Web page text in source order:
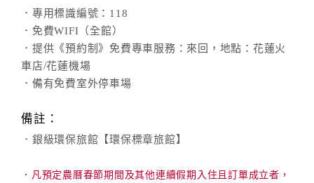
．專用標識編號：118
．免費WIFI（全館）
．提供《預約制》免費專車服務：來回，地點：花蓮火
車店/花蓮機場
．備有免費室外停車場
備註：
．銀級環保旅館【環保標章旅館】
．凡預定農曆春節期間及其他連續假期入住且訂單成立者，